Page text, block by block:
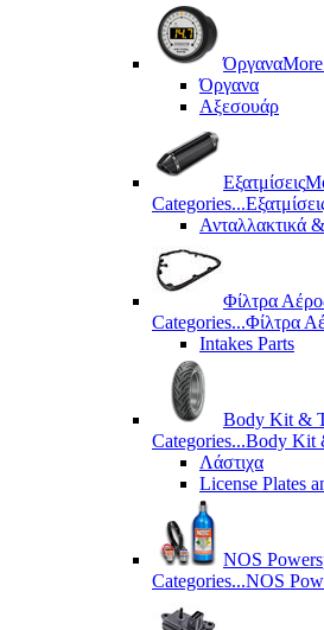
Όργανα
Όργανα
Αξεσουάρ
Εξατμίσεις
Categories...
Ανταλλακτικά
Φίλτρα
Categories...Φίλτρα
Intakes Parts
Body Kit &
Categories...Body Kit
Λάστιχα
License Plates
NOS
Categories...NOS